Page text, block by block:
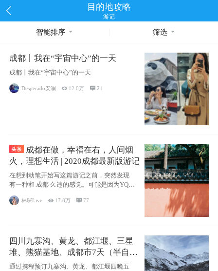
目的地攻略
游记
智能排序 筛选
成都丨我在“宇宙中心”的一天
成都丨我在“宇宙中心”的一天
Desperado安澜  12.0万 21
成都在做，幸福在右，人间烟
火，理想生活 | 2020成都最新版游记
在想到动笔开始写这篇游记之前，突然发现
有一种和 成都 久违的感觉。可能是因为YQ的
林琛Live  17.8万 77
四川九寨沟、黄龙、都江堰、三星
堆、熊猫基地、成都市7天（半自由
行）
通过携程预订九寨沟、黄龙、都江堰四晚五